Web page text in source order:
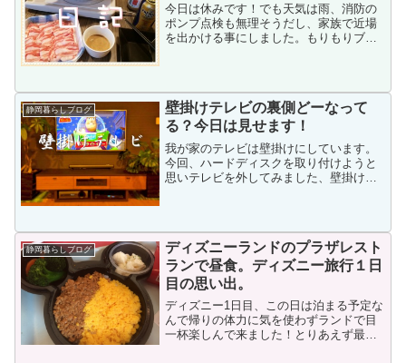
今日は休みです！でも天気は雨、消防の
ポンプ点検も無理そうだし、家族で近場
を出かける事にしました。もりもりブロ
静岡暮らしブログ
壁掛けテレビの裏側どーなって
る？今日は見せます！
我が家のテレビは壁掛けにしています。
今回、ハードディスクを取り付けようと
思いテレビを外してみました、壁掛けテ
がとう！管理人のもりもりで...
静岡暮らしブログ
ディズニーランドのプラザレスト
ランで昼食。ディズニー旅行１日
目の思い出。
ディズニー1日目、この日は泊まる予定な
んで帰りの体力に気を使わずランドで目
一杯楽しんで来ました！とりあえず最初